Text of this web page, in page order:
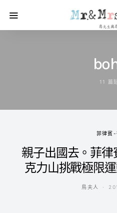
11 篇
菲律賓-
親子出國去。菲
克力山挑戰極限
鳥夫人